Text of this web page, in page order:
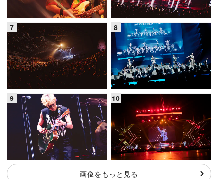
画像をもっと見る